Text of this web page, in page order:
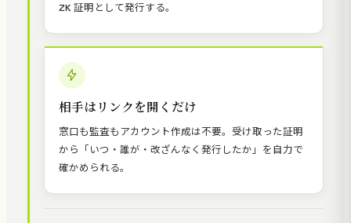
ZK 証明として発行する。
相手はリンクを開くだけ
窓口も監査もアカウント作成は不要。受け取った証明
から「いつ・誰が・改ざんなく発行したか」を自力で
確かめられる。